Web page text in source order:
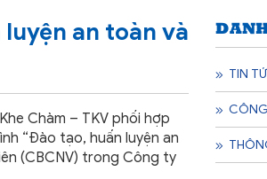
an toàn và
Chàm – TKV phối hợp
“Đào tạo, huấn luyện an
(CBCNV) trong Công ty
TIN
CÔNG